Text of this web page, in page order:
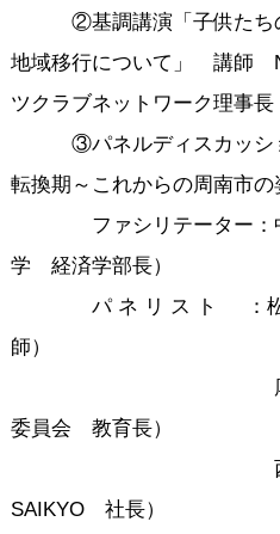
②基調講演「子供たちの
地域移行について」 講師
ツクラブネットワーク理事
③パネルディスカッショ
転換期～これからの周南市の
ファシリテーター：中
学 経済学部長）
パ ネ リ ス ト ：松田
師）
厚東 和彦氏
委員会 教育長）
西 友理
SAIKYO 社長）